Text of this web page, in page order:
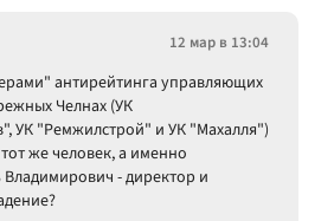
12 мар в 13:04
антирейтинга управляющих
Челнах (УК
УК "Ремжилстрой" и УК "Махалля")
же человек, а именно
Владимирович - директор и